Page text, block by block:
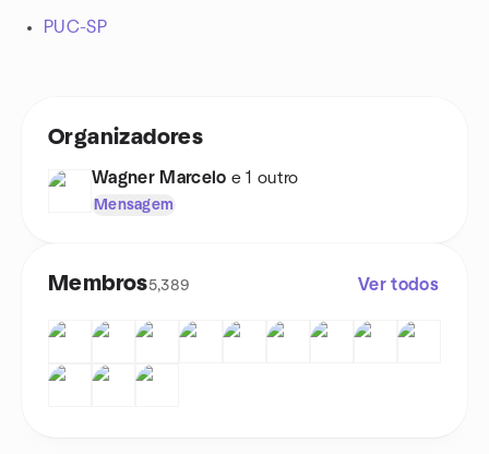
PUC-SP
Organizadores
Wagner Marcelo e 1 outro
Mensagem
Membros5,389 Ver todos